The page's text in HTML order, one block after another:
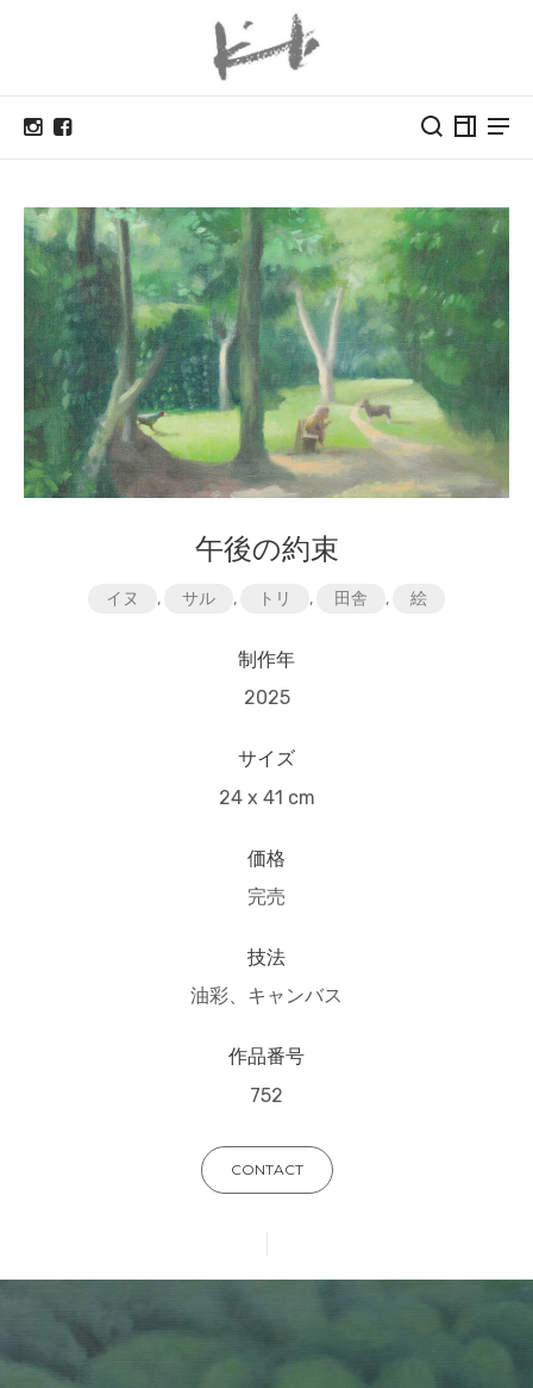
午後の約束
イヌ , サル , トリ , 田舎 , 絵
制作年
2025
サイズ
24 x 41 cm
価格
完売
技法
油彩、キャンバス
作品番号
752
CONTACT